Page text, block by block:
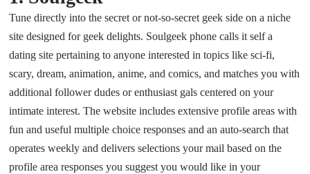
Tune directly into the secret or not-so-secret geek side on a niche
site designed for geek delights. Soulgeek phone calls it self a
dating site pertaining to anyone interested in topics like sci-fi,
scary, dream, animation, anime, and comics, and matches you with
additional follower dudes or enthusiast gals centered on your
intimate interest. The website includes extensive profile areas with
fun and useful multiple choice responses and an auto-search that
operates weekly and delivers selections your mail based on the
profile area responses you suggest you would like in your